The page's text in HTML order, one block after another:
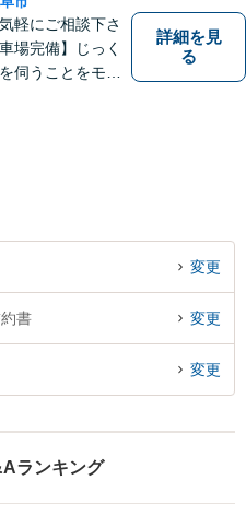
軽にご相談下さ
場完備】じっく
伺うことをモッ
詳細を見
る
変更
書 変更
変更
ランキング